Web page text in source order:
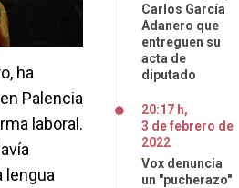
ha
Palencia
laboral.
lengua
Carlos García
Adanero que
entreguen su
acta de
diputado
20:17 h,
3 defebrero de
2022
Vox denuncia
un "pucherazo"